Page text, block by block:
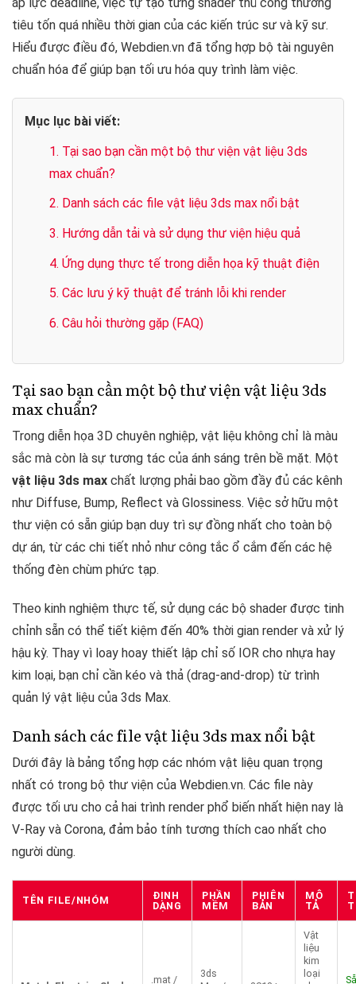
tiêu tốn quá nhiều thời gian của các kiến trúc sư và kỹ sư.
Hiểu được điều đó, Webdien.vn đã tổng hợp bộ tài nguyên
chuẩn hóa để giúp bạn tối ưu hóa quy trình làm việc.
Mục lục bài viết:
1. Tại sao bạn cần một bộ thư viện vật liệu 3ds
max chuẩn?
2. Danh sách các file vật liệu 3ds max nổi bật
3. Hướng dẫn tải và sử dụng thư viện hiệu quả
4. Ứng dụng thực tế trong diễn họa kỹ thuật điện
5. Các lưu ý kỹ thuật để tránh lỗi khi render
6. Câu hỏi thường gặp (FAQ)
Tại sao bạn cần một bộ thư viện vật liệu 3ds
max chuẩn?
Trong diễn họa 3D chuyên nghiệp, vật liệu không chỉ là màu
sắc mà còn là sự tương tác của ánh sáng trên bề mặt. Một
vật liệu 3ds max chất lượng phải bao gồm đầy đủ các kênh
như Diffuse, Bump, Reflect và Glossiness. Việc sở hữu một
thư viện có sẵn giúp bạn duy trì sự đồng nhất cho toàn bộ
dự án, từ các chi tiết nhỏ như công tắc ổ cắm đến các hệ
thống đèn chùm phức tạp.
Theo kinh nghiệm thực tế, sử dụng các bộ shader được tinh
chỉnh sẵn có thể tiết kiệm đến 40% thời gian render và xử lý
hậu kỳ. Thay vì loay hoay thiết lập chỉ số IOR cho nhựa hay
kim loại, bạn chỉ cần kéo và thả (drag-and-drop) từ trình
quản lý vật liệu của 3ds Max.
Danh sách các file vật liệu 3ds max nổi bật
Dưới đây là bảng tổng hợp các nhóm vật liệu quan trọng
nhất có trong bộ thư viện của Webdien.vn. Các file này
được tối ưu cho cả hai trình render phổ biến nhất hiện nay là
V-Ray và Corona, đảm bảo tính tương thích cao nhất cho
người dùng.
TÊN FILE/NHÓM
ĐỊNH
DẠNG
PHẦN
MỀM
PHIÊN
BẢN
MÔ
TẢ
.mat /
3ds
Vật
liệu
kim
loại